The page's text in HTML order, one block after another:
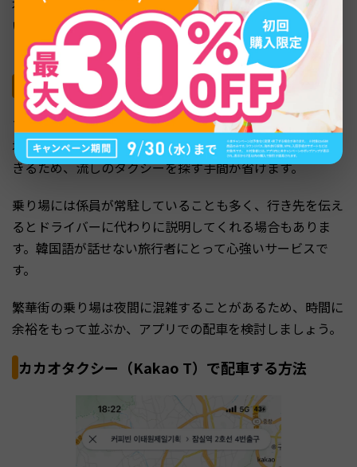
いと判断されて走り去ってしまうことがあります。自分で
ドアを開けて乗り込みましょう。
タクシー乗り場の活用が確実
ソウル駅や明洞、空港など主要スポットにはタクシー乗り
場が設置されています。乗り場を利用すれば順番に乗車で
きるため、流しのタクシーを探す手間が省けます。
乗り場には係員が常駐していることも多く、行き先を伝え
るとドライバーに代わりに説明してくれる場合もありま
す。韓国語が話せない旅行者にとって心強いサービスで
す。
繁華街の乗り場は夜間に混雑することがあるため、時間に
余裕をもって並ぶか、アプリでの配車を検討しましょう。
カカオタクシー（Kakao T）で配車する方法